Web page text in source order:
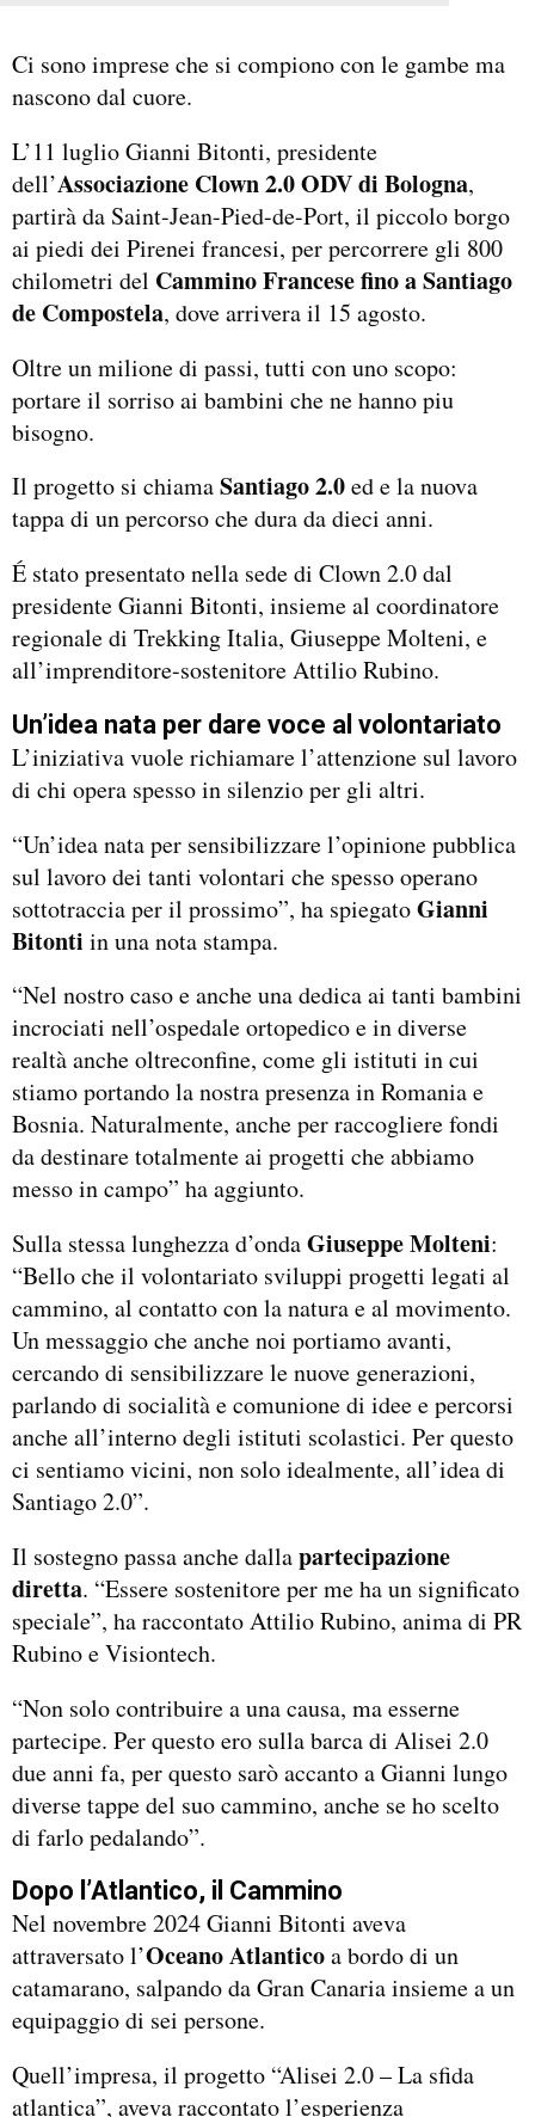
Ci sono imprese che si compiono con le gambe ma
nascono dal cuore.
L’11 luglio Gianni Bitonti, presidente
dell’Associazione Clown 2.0 ODV di Bologna,
partirà da Saint-Jean-Pied-de-Port, il piccolo borgo
ai piedi dei Pirenei francesi, per percorrere gli 800
chilometri del Cammino Francese fino a Santiago
de Compostela, dove arrivera il 15 agosto.
Oltre un milione di passi, tutti con uno scopo:
portare il sorriso ai bambini che ne hanno piu
bisogno.
Il progetto si chiamaSantiago 2.0ed e la nuova
tappa di un percorso che dura da dieci anni.
É stato presentato nella sede di Clown 2.0 dal
presidente Gianni Bitonti, insieme al coordinatore
regionale di Trekking Italia, Giuseppe Molteni, e
all’imprenditore-sostenitore Attilio Rubino.
Un’idea nata per dare voce al volontariato
L’iniziativa vuole richiamare l’attenzione sul lavoro
di chi opera spesso in silenzio per gli altri.
“Un’idea nata per sensibilizzare l’opinione pubblica
sul lavoro dei tanti volontari che spesso operano
sottotraccia per il prossimo”, ha spiegatoGianni
Bitonti in una nota stampa.
“Nel nostro caso e anche una dedica ai tanti bambini
incrociati nell’ospedale ortopedico e in diverse
realtà anche oltreconfine, come gli istituti in cui
stiamo portando la nostra presenza in Romania e
Bosnia. Naturalmente, anche per raccogliere fondi
da destinare totalmente ai progetti che abbiamo
messo in campo” ha aggiunto.
Sulla stessa lunghezza d’ondaGiuseppe Molteni:
“Bello che il volontariato sviluppi progetti legati al
cammino, al contatto con la natura e al movimento.
Un messaggio che anche noi portiamo avanti,
cercando di sensibilizzare le nuove generazioni,
parlando di socialità e comunione di idee e percorsi
anche all’interno degli istituti scolastici. Per questo
ci sentiamo vicini, non solo idealmente, all’idea di
Santiago 2.0”.
Il sostegno passa anche dallapartecipazione
diretta. “Essere sostenitore per me ha un significato
speciale”, ha raccontato Attilio Rubino, anima di PR
Rubino e Visiontech.
“Non solo contribuire a una causa, ma esserne
partecipe. Per questo ero sulla barca di Alisei 2.0
due anni fa, per questo sarò accanto a Gianni lungo
diverse tappe del suo cammino, anche se ho scelto
di farlo pedalando”.
Dopo l’Atlantico, il Cammino
Nel novembre 2024 Gianni Bitonti aveva
attraversato l’Oceano Atlanticoa bordo di un
catamarano, salpando da Gran Canaria insieme a un
equipaggio di sei persone.
Quell’impresa, il progetto “Alisei 2.0 – La sfida
atlantica”, aveva raccontato l’esperienza